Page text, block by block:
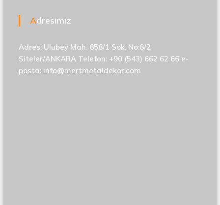
Adresimiz
Adres: Ulubey Mah. 858/1 Sok. No:8/2
Siteler/ANKARA Telefon: +90 (543) 662 62 66 e-
posta: info@mertmetaldekor.com